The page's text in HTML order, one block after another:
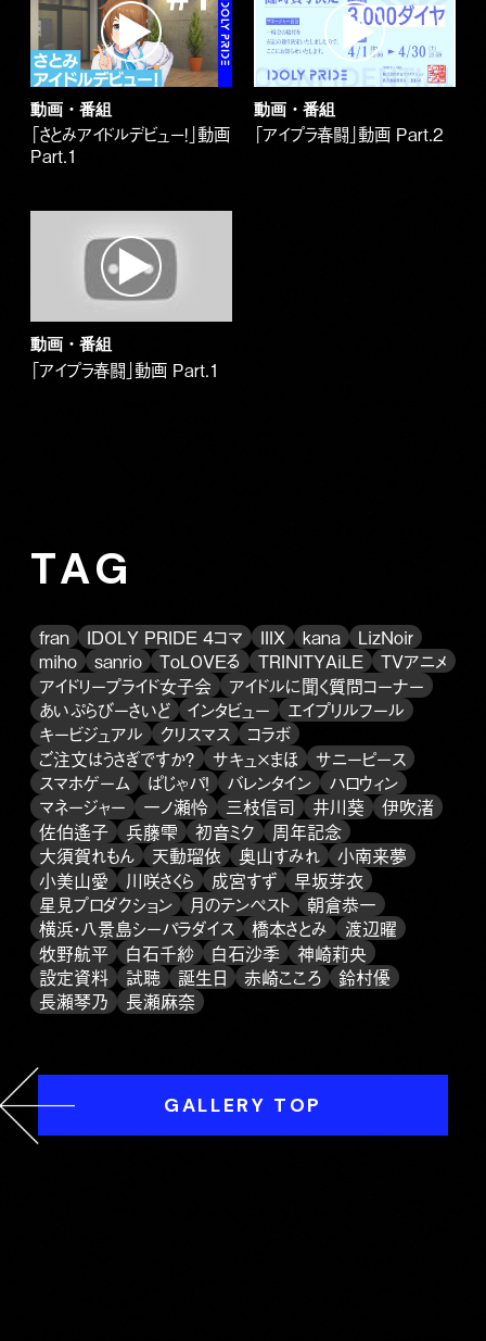
動画・番組
「さとみアイドルデビュー！」動画
Part.1
動画・番組
「アイプラ春闘」動画 Part.2
動画・番組
「アイプラ春闘」動画 Part.1
TAG
fran IDOLY PRIDE 4コマ IIIX kana
LizNoir
miho
sanrio ToLOVEる TRINITYAiLE
TVアニメ
アイドリープライド女子会
アイドルに聞く質問コーナー
あいぷらびーさいど
インタビュー
エイプリルフール
キービジュアル
クリスマス
コラボ
ご注文はうさぎですか？
サキュ×まほ
サニーピース
スマホゲーム
ぱじゃパ！ バレンタイン
ハロウィン
マネージャー
一ノ瀬怜 三枝信司 井川葵
伊吹渚
佐伯遙子
兵藤雫 初音ミク
周年記念
大須賀れもん
天動瑠依 奥山すみれ
小南来夢
小美山愛
川咲さくら 成宮すず
早坂芽衣
星見プロダクション
月のテンペスト
朝倉恭一
横浜・八景島シーパラダイス
橋本さとみ
渡辺曜
牧野航平
白石千紗 白石沙季
神崎莉央
設定資料
試聴 誕生日 赤崎こころ
鈴村優
長瀬琴乃
長瀬麻奈
GALLERY TOP